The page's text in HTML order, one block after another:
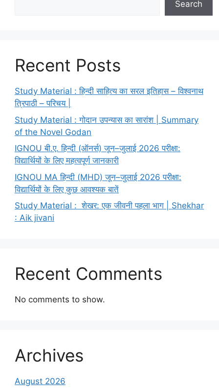
Search
Recent Posts
Study Material : हिन्दी साहित्य का सरल इतिहास – विश्वनाथ
त्रिपाठी – परिचय |
Study Material : गोदान उपन्यास का सारांश | Summary
of the Novel Godan
IGNOU बी.ए. हिन्दी (ऑनर्स) जून–जुलाई 2026 परीक्षा:
विद्यार्थियों के लिए महत्वपूर्ण जानकारी
IGNOU MA हिन्दी (MHD) जून–जुलाई 2026 परीक्षा:
विद्यार्थियों के लिए कुछ आवश्यक बातें
Study Material : शेखर: एक जीवनी पहला भाग | Shekhar
: Aik jivani
Recent Comments
No comments to show.
Archives
August 2026